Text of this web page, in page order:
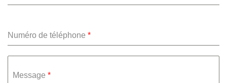
Numéro de téléphone *
Message *